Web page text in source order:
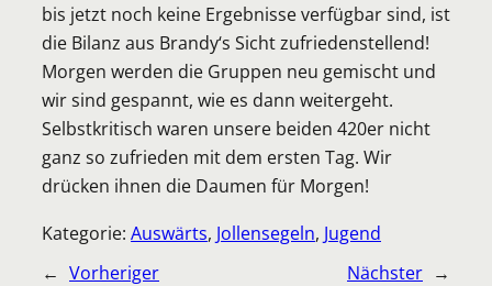
bis jetzt noch keine Ergebnisse verfügbar sind, ist
die Bilanz aus Brandy‘s Sicht zufriedenstellend!
Morgen werden die Gruppen neu gemischt und
wir sind gespannt, wie es dann weitergeht.
Selbstkritisch waren unsere beiden 420er nicht
ganz so zufrieden mit dem ersten Tag. Wir
drücken ihnen die Daumen für Morgen!
Kategorie: Auswärts, Jollensegeln, Jugend
← Vorheriger Nächster →